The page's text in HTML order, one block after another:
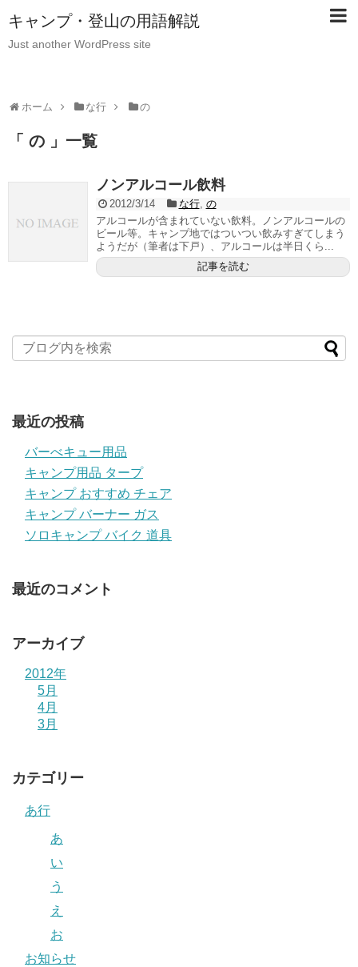
キャンプ・登山の用語解説
Just another WordPress site
ホーム な行 の
「 の 」一覧
ノンアルコール飲料
2012/3/14 な行, の
アルコールが含まれていない飲料。ノンアルコールの
ビール等。キャンプ地ではついつい飲みすぎてしまう
ようだが（筆者は下戸）、アルコールは半日くら...
記事を読む
最近の投稿
バーべキュー用品
キャンプ用品 タープ
キャンプ おすすめ チェア
キャンプ バーナー ガス
ソロキャンプ バイク 道具
最近のコメント
アーカイブ
2012年
5月
4月
3月
カテゴリー
あ行
あ
い
う
え
お
お知らせ